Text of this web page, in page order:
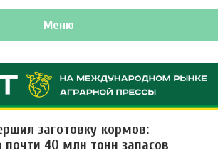
Меню
заготовку кормов:
40 млн тонн запасов